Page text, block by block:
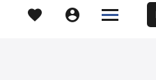
  

